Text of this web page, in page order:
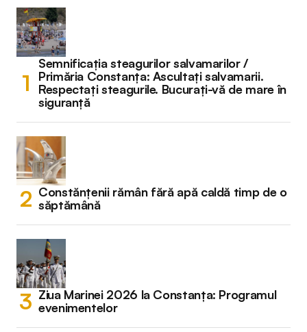
Semnificația steagurilor salvamarilor /
Primăria Constanța: Ascultați salvamarii.
Respectați steagurile. Bucurați-vă de mare în
siguranță
Constănțenii rămân fără apă caldă timp de o
săptămână
Ziua Marinei 2026 la Constanța: Programul
evenimentelor